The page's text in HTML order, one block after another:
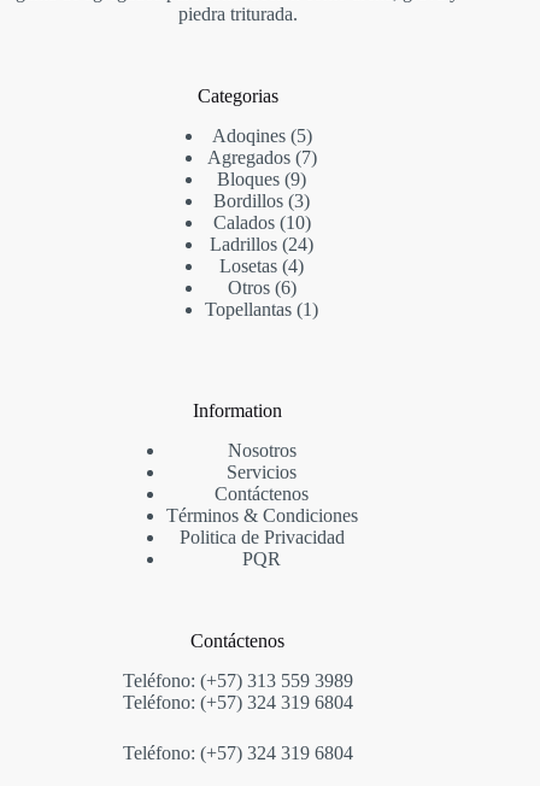
piedra triturada.
Categorias
Adoqines 5
Agregados 7
Bloques 9
Bordillos 3
Calados 10
Ladrillos 24
Losetas 4
Otros 6
Topellantas 1
Information
Nosotros
Servicios
Contáctenos
Términos & Condiciones
Politica de Privacidad
PQR
Contáctenos
Teléfono: (+57) 313 559 3989
Teléfono: (+57) 324 319 6804
Teléfono: (+57) 324 319 6804